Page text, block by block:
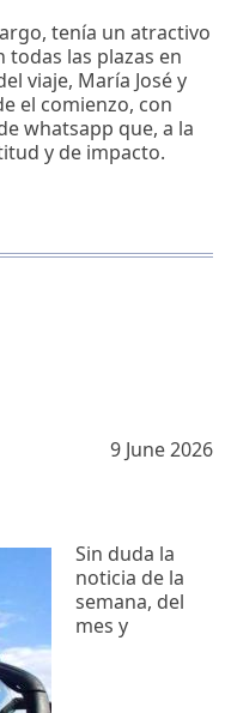
tenía un atractivo
todas las plazas en
viaje, María José y
el comienzo, con
whatsapp que, a la
y de impacto.
9 June 2026
Sin duda la
noticia de la
semana, del
mes y